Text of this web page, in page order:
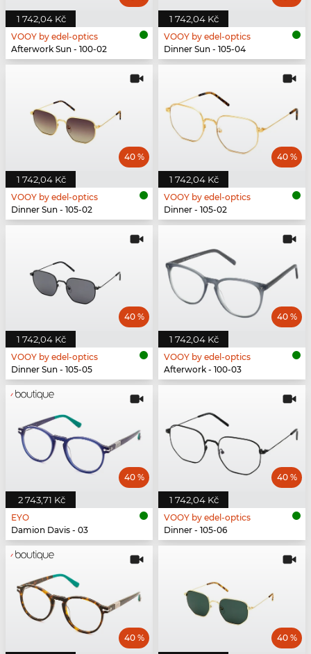
1 742,04 Kč
VOOY by edel-optics
Afterwork Sun - 100-02
1 742,04 Kč
VOOY by edel-optics
Dinner Sun - 105-04
1 742,04 Kč
40 %
VOOY by edel-optics
Dinner Sun - 105-02
1 742,04 Kč
40 %
VOOY by edel-optics
Dinner - 105-02
1 742,04 Kč
40 %
VOOY by edel-optics
Dinner Sun - 105-05
1 742,04 Kč
40 %
VOOY by edel-optics
Afterwork - 100-03
2 743,71 Kč
40 %
EYO
Damion Davis - 03
1 742,04 Kč
40 %
VOOY by edel-optics
Dinner - 105-06
40 % 40 %